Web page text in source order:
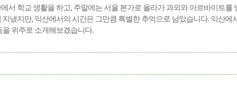
서 학교 생활을 하고, 주말에는 서울 본가로 올라가과외와 아르바이트를
지냈지만, 익산에서의 시간은 그만큼 특별한 추억으로 남았습니다. 익산에
을 위주로 소개해보겠습니다.